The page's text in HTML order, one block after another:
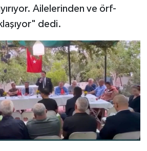
Ailelerinden ve örf-
dedi.